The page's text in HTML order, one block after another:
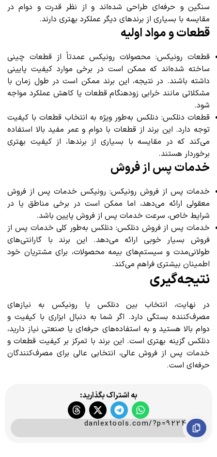
سنگین و حرفه‌ای طراحی شده‌اند و از نظر قدرت و دوام در
مقایسه با بسیاری از برندهای دیگر عملکرد بهتری دارند.
قطعات و مواد اولیه
قطعات رونیکس: محصولات رونیکس عمدتاً از قطعات چینی
ساخته شده‌اند که ممکن است در برخی موارد کیفیت پایینی
داشته باشند. در نتیجه، این برند ممکن است در طول زمان با
مشکلاتی مانند خرابی زودهنگام قطعات یا کاهش عملکرد مواجه
شود.
قطعات دنلکس: دنلکس به‌طور ویژه به انتخاب قطعات با کیفیت
توجه دارد. این برند از قطعات با دوام و عمر مفید بالا استفاده
می‌کند که در مقایسه با بسیاری از برندها، از کیفیت بهتری
برخوردار هستند.
خدمات پس از فروش
خدمات پس از فروش رونیکس: رونیکس خدمات پس از فروش
معقولی ارائه می‌دهد، اما ممکن است در برخی مناطق یا در
شرایط خاص، سرعت خدمات پس از فروش پایین باشد.
خدمات پس از فروش دنلکس: دنلکس به‌طور کلی خدمات پس از
فروش بسیار خوبی ارائه می‌دهد. این برند با گارانتی‌های
طولانی‌مدت و سیستم‌های بیمه محصولات، برای مشتریان خود
اطمینان بیشتری فراهم می‌کند.
نتیجه‌گیری
در نهایت، انتخاب بین دنلکس یا رونیکس به نیازهای
مصرف‌کننده بستگی دارد. اگر شما به دنبال ابزاری با کیفیت و
دوام بالا هستید و به استفاده‌های حرفه‌ای یا صنعتی نیاز دارید،
دنلکس گزینه بهتری است. این برند با تمرکز بر کیفیت قطعات و
خدمات پس از فروش عالی، انتخابی عالی برای مصرف‌کنندگان
حرفه‌ای است.
به اشتراک بگذارید:
danlextools.com/?p=9224